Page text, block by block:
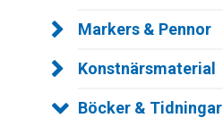
Markers & Pennor
Konstnärsmaterial
Böcker & Tidningar